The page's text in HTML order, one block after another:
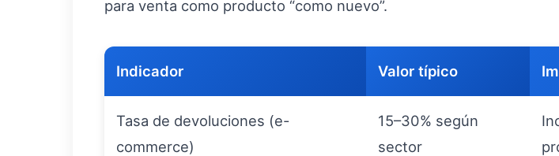
para venta como producto “como nuevo”.
Indicador Valor típico
Tasa de devoluciones (e-
commerce)
15–30% según
sector